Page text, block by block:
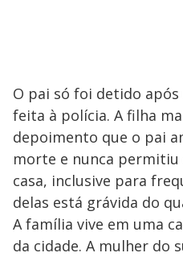
O pai só foi detido
feita à polícia. A filha
depoimento que o pai
morte e nunca permitiu
casa, inclusive para
delas está grávida do
A família vive em uma
da cidade. A mulher do